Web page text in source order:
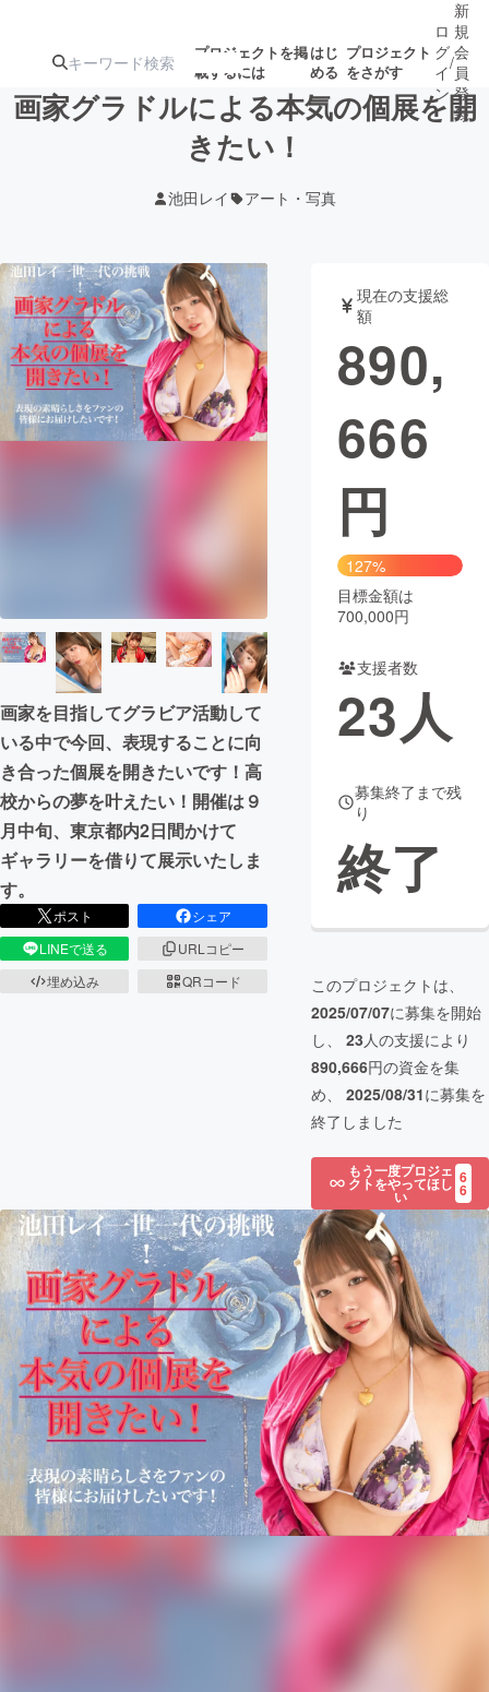
プロジェクトを掲
載するには
はじ
める
プロジェクト
をさがす
注目の新着プロ
ジェクト
募集終了が近いプ
ロジェクト
アート・写真 音楽
テクノロジー・ガジェット ゲーム・サ
映像・映画
CAMPFIRE for Social Good
CAMPFIRE Creation
CAMPFIREふるさと納税machi-ya コミュニティ
ロ
グ
イ
ン
/
新
規
会
員
登
録
画家グラドルによる本気の個展を開
きたい！
池田レイ アート・写真
画家を目指してグラビア活動して
いる中で今回、表現することに向
き合った個展を開きたいです！高
校からの夢を叶えたい！開催は９
月中旬、東京都内2日間かけて
ギャラリーを借りて展示いたしま
す。
ポスト
シェア
LINEで送る
URLコピー
埋め込み
QRコード
現在の支援総
額
890,
666
円
127%
目標金額は
700,000円
支援者数
23人
募集終了まで残
り
終了
このプロジェクトは、
2025/07/07に募集を開始
し、 23人の支援により
890,666円の資金を集
め、 2025/08/31に募集を
終了しました
もう一度プロジェ
クトをやってほし
い
6
6